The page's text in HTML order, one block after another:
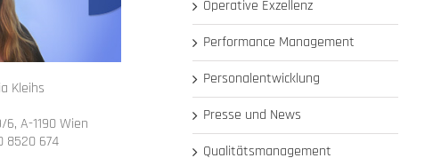
Kleihs
A-1190 Wien
8520 674
Operative Exzellenz
Performance Management
Personalentwicklung
Presse und News
Qualitätsmanagement